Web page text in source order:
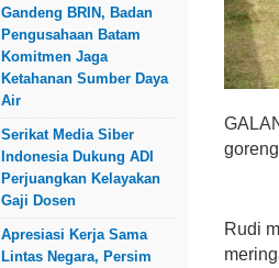
Gandeng BRIN, Badan
Pengusahaan Batam
Komitmen Jaga
Ketahanan Sumber Daya
Air
Serikat Media Siber
Indonesia Dukung ADI
Perjuangkan Kelayakan
Gaji Dosen
Apresiasi Kerja Sama
Lintas Negara, Persim
Rudi